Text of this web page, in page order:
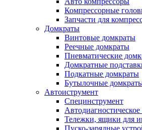
Компрессорные
Запчасти для
Домкраты
Винтовые домкраты
Реечные домкраты
Пневматические
Домкратные
Подкатные домкраты
Бутылочные
Автоиструмент
Специнструмент
Тележки, ящики для
Пуско-зарядные